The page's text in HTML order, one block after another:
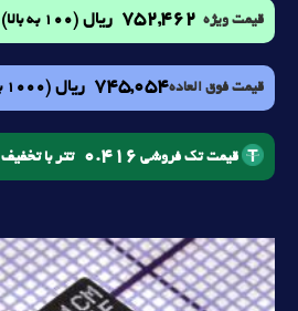
قیمت ویژه 752,462 ریال (100 به بالا)
قیمت فوق العاده745,054 ریال (1000 به بالا)
قیمت تک فروشی 0.416 تتر با تخفیف